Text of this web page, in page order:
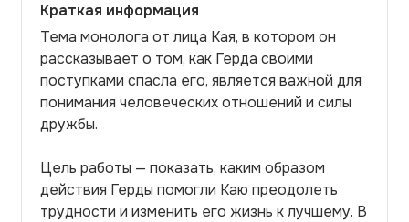
Краткая информация
Тема монолога от лица Кая, в котором он
рассказывает о том, как Герда своими
поступками спасла его, является важной для
понимания человеческих отношений и силы
дружбы.
Цель работы — показать, каким образом
действия Герды помогли Каю преодолеть
трудности и изменить его жизнь к лучшему. В